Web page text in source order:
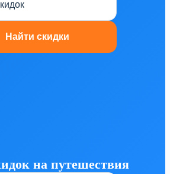
на путешествия